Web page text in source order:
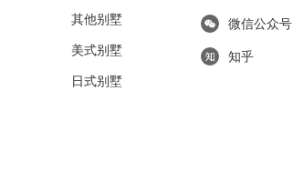
其他别墅
美式别墅
日式别墅
微信公众号
知乎